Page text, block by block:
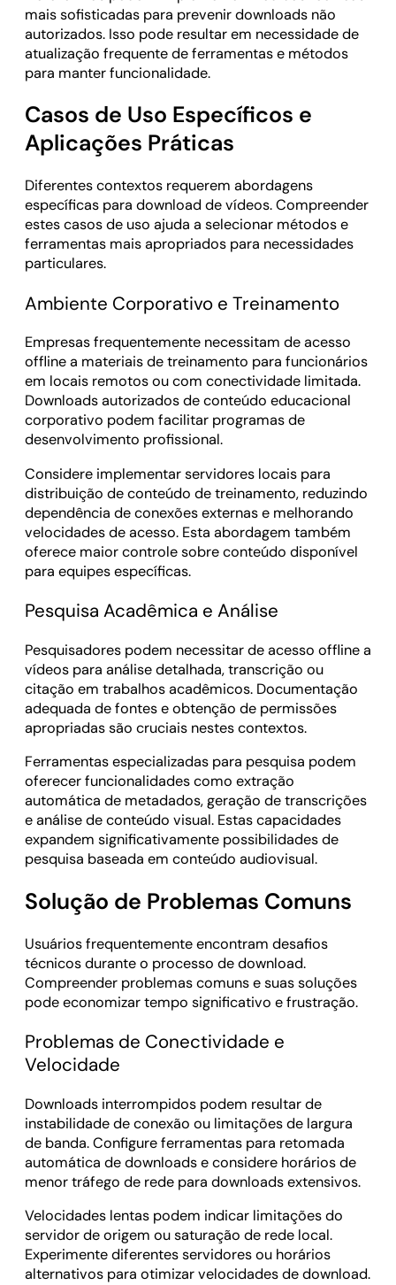
mais sofisticadas para prevenir downloads não
autorizados. Isso pode resultar em necessidade de
atualização frequente de ferramentas e métodos
para manter funcionalidade.
Casos de Uso Específicos e
Aplicações Práticas
Diferentes contextos requerem abordagens
específicas para download de vídeos. Compreender
estes casos de uso ajuda a selecionar métodos e
ferramentas mais apropriados para necessidades
particulares.
Ambiente Corporativo e Treinamento
Empresas frequentemente necessitam de acesso
offline a materiais de treinamento para funcionários
em locais remotos ou com conectividade limitada.
Downloads autorizados de conteúdo educacional
corporativo podem facilitar programas de
desenvolvimento profissional.
Considere implementar servidores locais para
distribuição de conteúdo de treinamento, reduzindo
dependência de conexões externas e melhorando
velocidades de acesso. Esta abordagem também
oferece maior controle sobre conteúdo disponível
para equipes específicas.
Pesquisa Acadêmica e Análise
Pesquisadores podem necessitar de acesso offline a
vídeos para análise detalhada, transcrição ou
citação em trabalhos acadêmicos. Documentação
adequada de fontes e obtenção de permissões
apropriadas são cruciais nestes contextos.
Ferramentas especializadas para pesquisa podem
oferecer funcionalidades como extração
automática de metadados, geração de transcrições
e análise de conteúdo visual. Estas capacidades
expandem significativamente possibilidades de
pesquisa baseada em conteúdo audiovisual.
Solução de Problemas Comuns
Usuários frequentemente encontram desafios
técnicos durante o processo de download.
Compreender problemas comuns e suas soluções
pode economizar tempo significativo e frustração.
Problemas de Conectividade e
Velocidade
Downloads interrompidos podem resultar de
instabilidade de conexão ou limitações de largura
de banda. Configure ferramentas para retomada
automática de downloads e considere horários de
menor tráfego de rede para downloads extensivos.
Velocidades lentas podem indicar limitações do
servidor de origem ou saturação de rede local.
Experimente diferentes servidores ou horários
alternativos para otimizar velocidades de download.